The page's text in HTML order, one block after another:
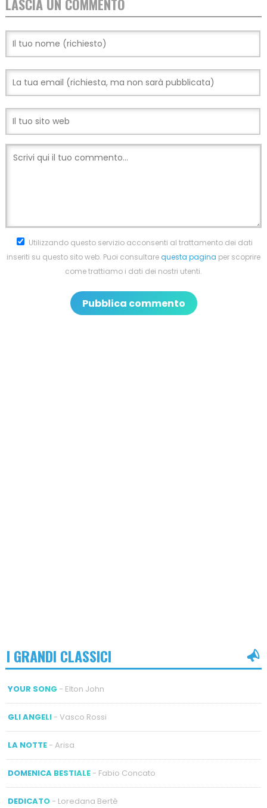
LASCIA UN COMMENTO
Utilizzando questo servizio acconsenti al trattamento dei dati
inseriti su questo sito web. Puoi consultarequesta pagina per scoprire
come trattiamo i dati dei nostri utenti.
I GRANDI CLASSICI
YOUR SONG - Elton John
GLI ANGELI- Vasco Rossi
LA NOTTE- Arisa
DOMENICA BESTIALE- Fabio Concato
DEDICATO- Loredana Bertè